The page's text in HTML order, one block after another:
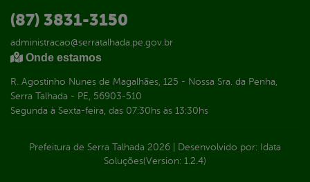
(87) 3831-3150
administracao@serratalhada.pe.gov.br
Onde estamos
R. Agostinho Nunes de Magalhães, 125 - Nossa Sra. da Penha,
Serra Talhada - PE, 56903-510
Segunda à Sexta-feira, das 07:30hs às 13:30hs
Prefeitura de Serra Talhada 2026 Desenvolvido por: Idata
Soluções(Version: 1.2.4)